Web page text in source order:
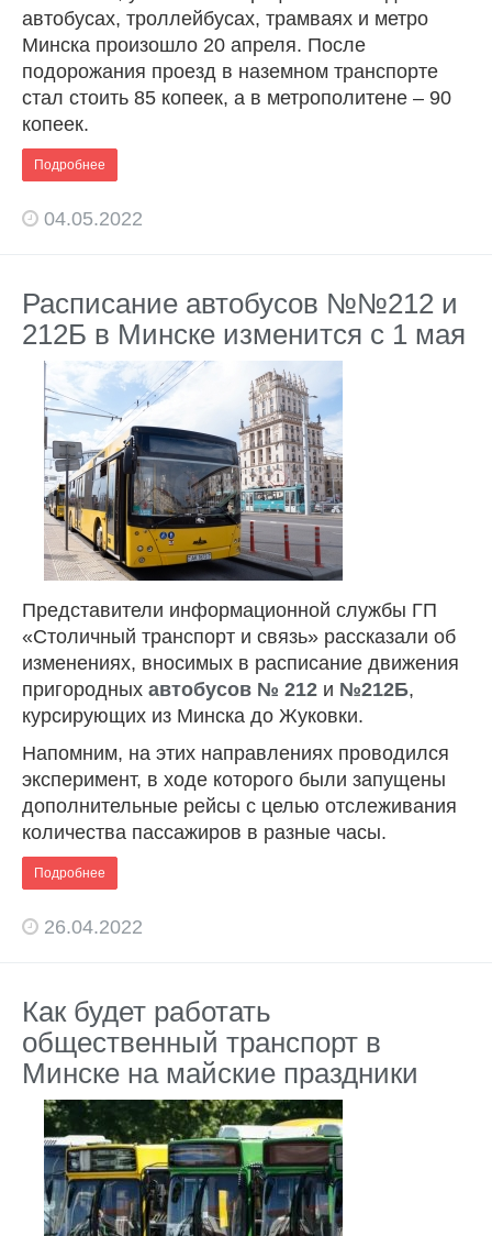
автобусах, троллейбусах, трамваях и метро
Минска произошло 20 апреля. После
подорожания проезд в наземном транспорте
стал стоить 85 копеек, а в метрополитене – 90
копеек.
Подробнее
04.05.2022
Расписание автобусов №№212 и
212Б в Минске изменится с 1 мая
Представители информационной службы ГП
«Столичный транспорт и связь» рассказали об
изменениях, вносимых в расписание движения
пригородных автобусов № 212 и №212Б,
курсирующих из Минска до Жуковки.
Напомним, на этих направлениях проводился
эксперимент, в ходе которого были запущены
дополнительные рейсы с целью отслеживания
количества пассажиров в разные часы.
Подробнее
26.04.2022
Как будет работать
общественный транспорт в
Минске на майские праздники